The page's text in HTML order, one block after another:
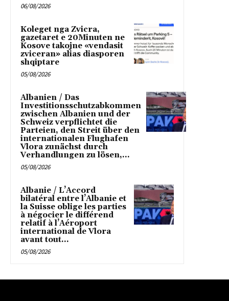
06/08/2026
Koleget nga Zvicra,
gazetaret e 20Minuten ne
Kosove takojne «vendasit
zviceran» alias diasporen
shqiptare
05/08/2026
Albanien / Das
Investitionsschutzabkommen
zwischen Albanien und der
Schweiz verpflichtet die
Parteien, den Streit über den
internationalen Flughafen
Vlora zunächst durch
Verhandlungen zu lösen,...
05/08/2026
Albanie / L’Accord
bilatéral entre l’Albanie et
la Suisse oblige les parties
à négocier le différend
relatif à l’Aéroport
international de Vlora
avant tout...
05/08/2026